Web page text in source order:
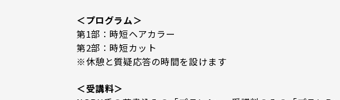
＜プログラム＞
第1部：時短ヘアカラー
第2部：時短カット
※休憩と質疑応答の時間を設けます
＜受講料＞